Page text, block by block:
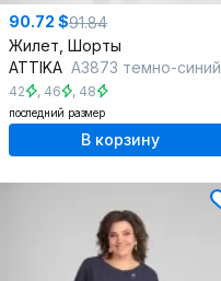
90.72 $91.84
Жилет, Шорты
ATTIKA А3873 темно-синий
42 , 46 , 48
последний размер
В корзину